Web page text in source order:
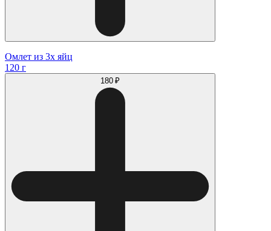
Омлет из 3х яйц
120 г
180 ₽